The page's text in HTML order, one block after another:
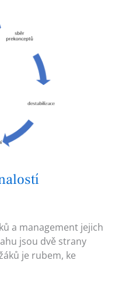
a management jejich
jsou dvě strany
je rubem, ke